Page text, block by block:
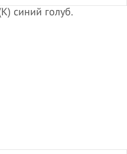
синий голуб.